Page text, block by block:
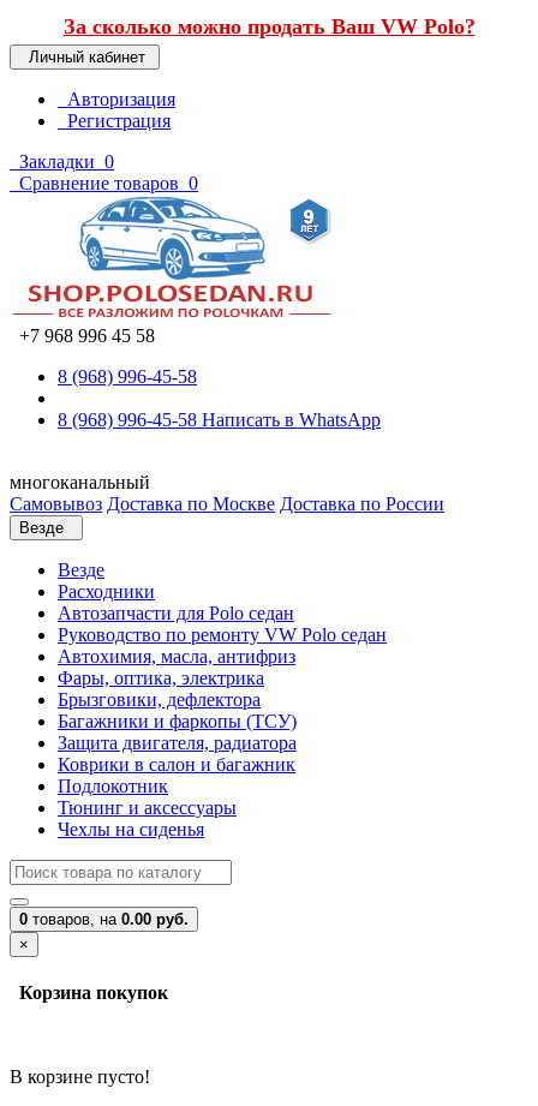
За сколько можно продать Ваш VW Polo?
Личный кабинет
Авторизация
Регистрация
Закладки 0
Сравнение товаров 0
+7 968 996 45 58
8 (968) 996-45-58
8 (968) 996-45-58 Написать в WhatsApp
многоканальный
Самовывоз Доставка по Москве Доставка по России
Везде
Везде
Расходники
Автозапчасти для Polo седан
Руководство по ремонту VW Polo седан
Автохимия, масла, антифриз
Фары, оптика, электрика
Брызговики, дефлектора
Багажники и фаркопы (ТСУ)
Защита двигателя, радиатора
Коврики в салон и багажник
Подлокотник
Тюнинг и аксессуары
Чехлы на сиденья
0 товаров, на 0.00 руб.
×
Корзина покупок
В корзине пусто!